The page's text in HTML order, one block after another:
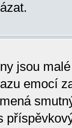
jsou
emocí